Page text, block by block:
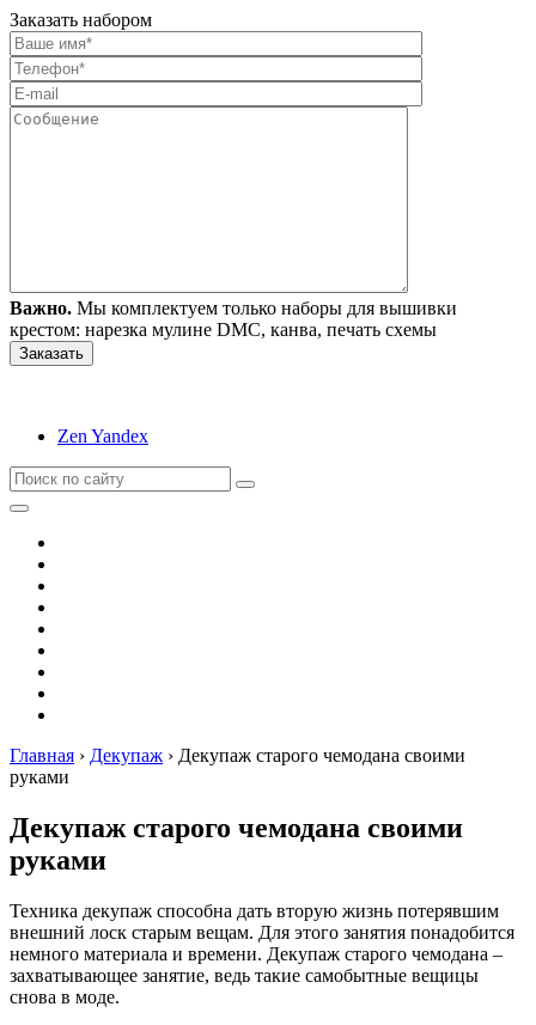
Заказать набором
Важно. Мы комплектуем только наборы для вышивки
крестом: нарезка мулине DMC, канва, печать схемы
Zen Yandex
Главная › Декупаж › Декупаж старого чемодана своими
руками
Декупаж старого чемодана своими
руками
Техника декупаж способна дать вторую жизнь потерявшим
внешний лоск старым вещам. Для этого занятия понадобится
немного материала и времени. Декупаж старого чемодана –
захватывающее занятие, ведь такие самобытные вещицы
снова в моде.